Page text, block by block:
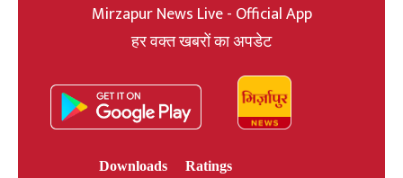
Mirzapur News Live - Official App
हर वक्त खबरों का अपडेट
Downloads
Ratings